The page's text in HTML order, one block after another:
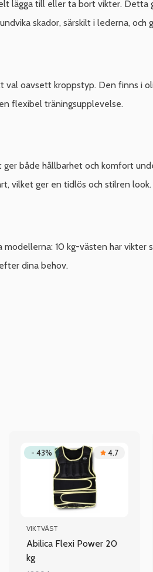
lägga till eller ta bort vikter.
skador, särskilt i lederna, och
oavsett kroppstyp. Den finns i
flexibel träningsupplevelse.
både hållbarhet och komfort
vilket ger en tidlös och stilren look.
10 kg-västen har vikter
dina behov.
- 43% 4.7
VIKTVÄST
Abilica Flexi Power 20
kg